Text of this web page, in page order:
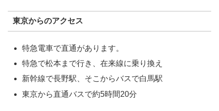
東京からのアクセス
特急電車で直通があります。
特急で松本まで行き、在来線に乗り換え
新幹線で長野駅、そこからバスで白馬駅
東京から直通バスで約5時間20分